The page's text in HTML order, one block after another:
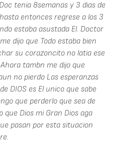
tenia 8semanas y 3 dias de
entonces regrese a los 3
estaba asustada El. Doctor
dijo que Todo estaba bien
su corazoncito no latia ese
tambn me dijo que
no pierdo Las esperanzas
DIOS es El unico que sabe
que perderlo que sea de
Dios mi Gran Dios aga
pasan por esta situacion